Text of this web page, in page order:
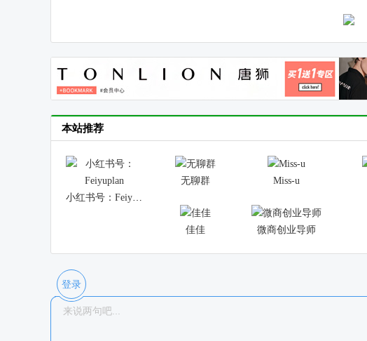
本站推荐
小红书号：Feiyuplan
无聊群 Miss-u
佳佳 微商创业导师
登录